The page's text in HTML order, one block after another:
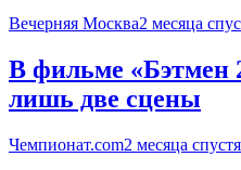
Вечерняя Москва2 месяца
В фильме «Бэтмен
лишь две сцены
Чемпионат.com2 месяца спустя